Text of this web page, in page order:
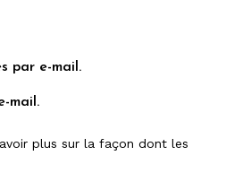
par e-mail.
mail.
plus sur la façon dont les